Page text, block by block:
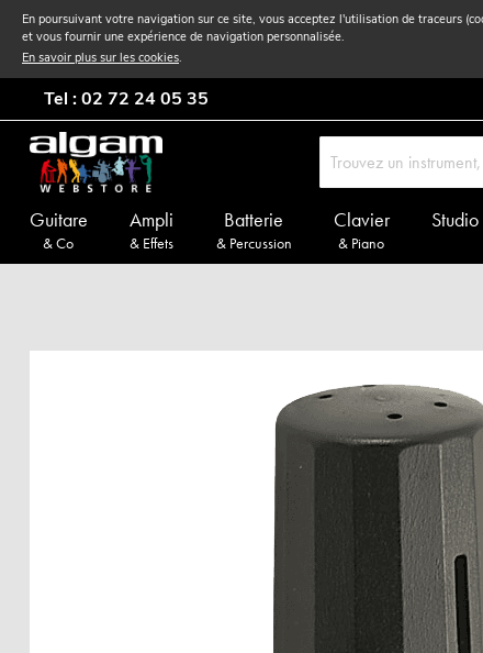
En poursuivant votre navigation sur ce site, vous acceptez l'utilisation de traceurs
et vous fournir une expérience de navigation personnalisée.
En savoir plus sur les cookies.
Tel : 02 72 24 05 35
Guitare
& Co
Ampli
& Effets
Batterie
& Percussion
Clavier
& Piano
Studio